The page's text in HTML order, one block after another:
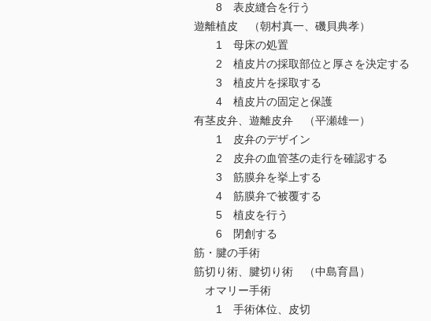
8 表皮縫合を行う
遊離植皮 （朝村真一、磯貝典孝）
1 母床の処置
2 植皮片の採取部位と厚さを決定する
3 植皮片を採取する
4 植皮片の固定と保護
有茎皮弁、遊離皮弁 （平瀬雄一）
1 皮弁のデザイン
2 皮弁の血管茎の走行を確認する
3 筋膜弁を挙上する
4 筋膜弁で被覆する
5 植皮を行う
6 閉創する
筋・腱の手術
筋切り術、腱切り術 （中島育昌）
オマリー手術
1 手術体位、皮切